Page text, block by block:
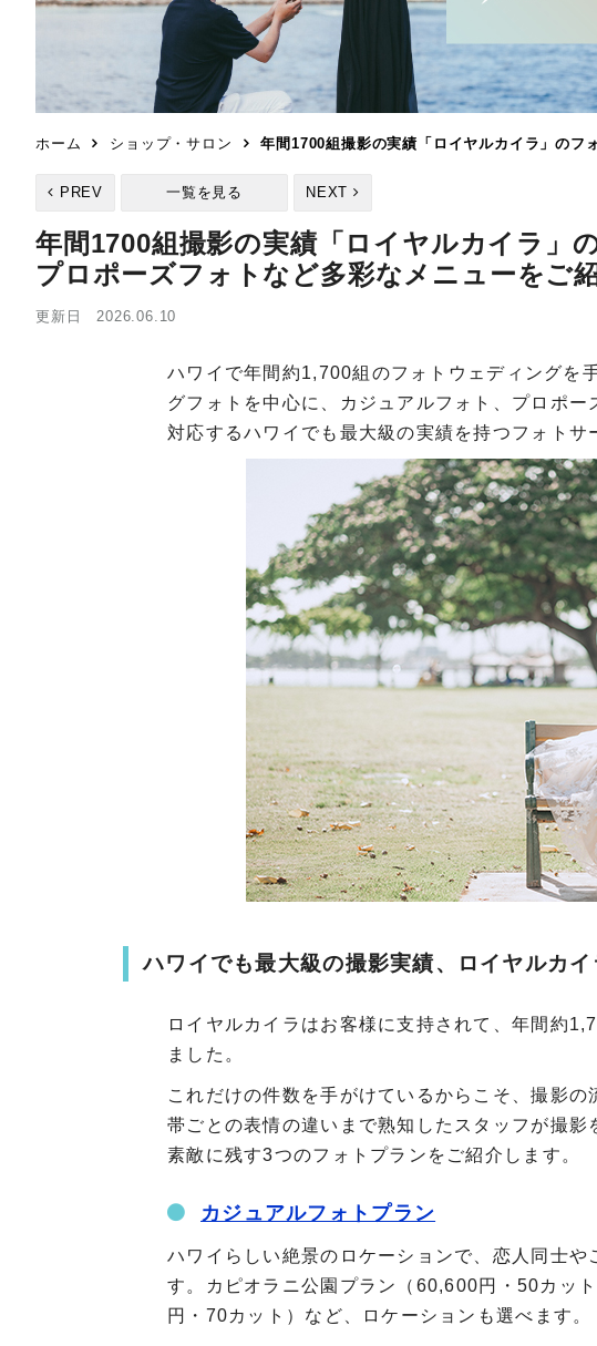
ホーム ショップ・サロン 年間1700組撮影の実績「ロイヤルカイラ」の
PREV 一覧を見る NEXT
年間1700組撮影の実績「ロイヤルカイラ
プロポーズフォトなど多彩なメニューをご
更新日 2026.06.10
ハワイで年間約1,700組のフォトウェディングを
グフォトを中心に、カジュアルフォト、プロポー
対応するハワイでも最大級の実績を持つフォトサ
ハワイでも最大級の撮影実績、ロイヤルカ
ロイヤルカイラはお客様に支持されて、年間約
ました。
これだけの件数を手がけているからこそ、撮影
帯ごとの表情の違いまで熟知したスタッフが撮
素敵に残す3つのフォトプランをご紹介します。
カジュアルフォトプラン
ハワイらしい絶景のロケーションで、恋人同士
す。カピオラニ公園プラン（60,600円・50カッ
円・70カット）など、ロケーションも選べます。